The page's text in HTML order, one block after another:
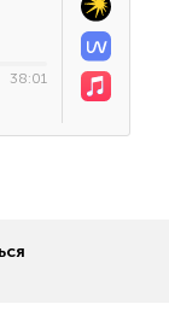
38:01